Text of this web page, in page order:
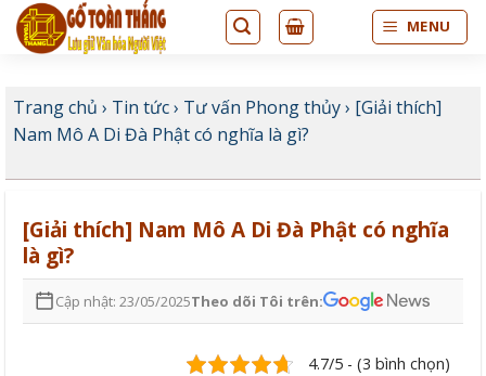
Bỏ
qua
MENU
Trang chủ › Tin tức› Tư vấn Phong thủy› [Giải thích]
Nam Mô A Di Đà Phật có nghĩa là gì?
[Giải thích] Nam Mô A Di Đà Phật có nghĩa
là gì?
Cập nhật: 23/05/2025Theo dõi Tôi trên:
4.7/5 - (3 bình chọn)